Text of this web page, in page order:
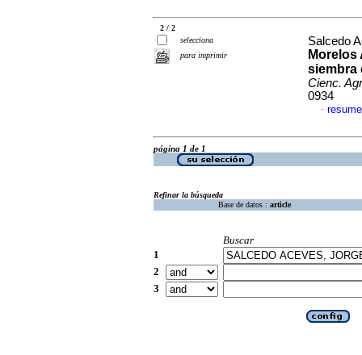
2 / 2
selecciona
para imprimir
Salcedo
Morelos
siembra
Cienc.
0934
·
página 1 de 1
Refinar la búsqueda
Base de datos : article
Buscar
1
2
3